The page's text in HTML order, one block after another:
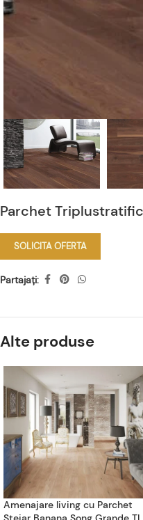
Parchet
SOLICITA OFERTA
Partajați:
Alte produse
Amenajare living cu Parchet